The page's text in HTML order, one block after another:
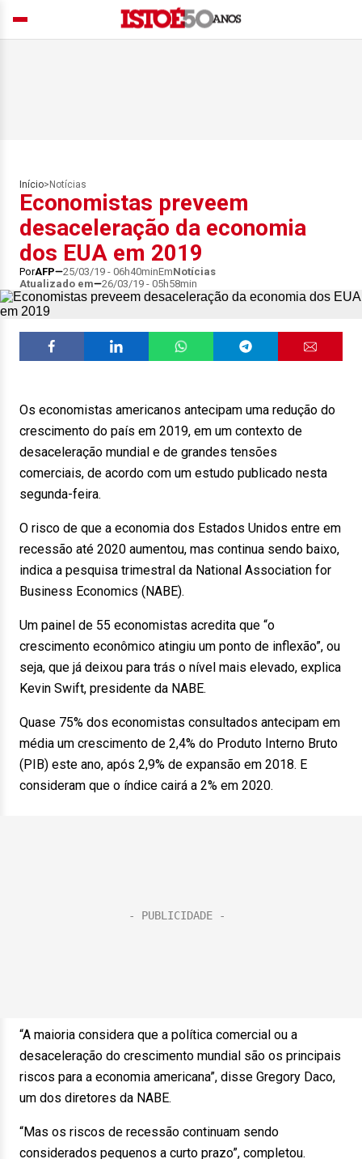
Início> Notícias
Economistas preveem
desaceleração da economia
dos EUA em 2019
PorAFP 25/03/19 - 06h40minEmNotícias
Atualizado em
26/03/19 - 05h58min
Os economistas americanos antecipam uma redução do
crescimento do país em 2019, em um contexto de
desaceleração mundial e de grandes tensões
comerciais, de acordo com um estudo publicado nesta
segunda-feira.
O risco de que a economia dos Estados Unidos entre em
recessão até 2020 aumentou, mas continua sendo baixo,
indica a pesquisa trimestral da National Association for
Business Economics (NABE).
Um painel de 55 economistas acredita que “o
crescimento econômico atingiu um ponto de inflexão”, ou
seja, que já deixou para trás o nível mais elevado, explica
Kevin Swift, presidente da NABE.
Quase 75% dos economistas consultados antecipam em
média um crescimento de 2,4% do Produto Interno Bruto
(PIB) este ano, após 2,9% de expansão em 2018. E
consideram que o índice cairá a 2% em 2020.
“A maioria considera que a política comercial ou a
desaceleração do crescimento mundial são os principais
riscos para a economia americana”, disse Gregory Daco,
um dos diretores da NABE.
“Mas os riscos de recessão continuam sendo
considerados pequenos a curto prazo”, completou.